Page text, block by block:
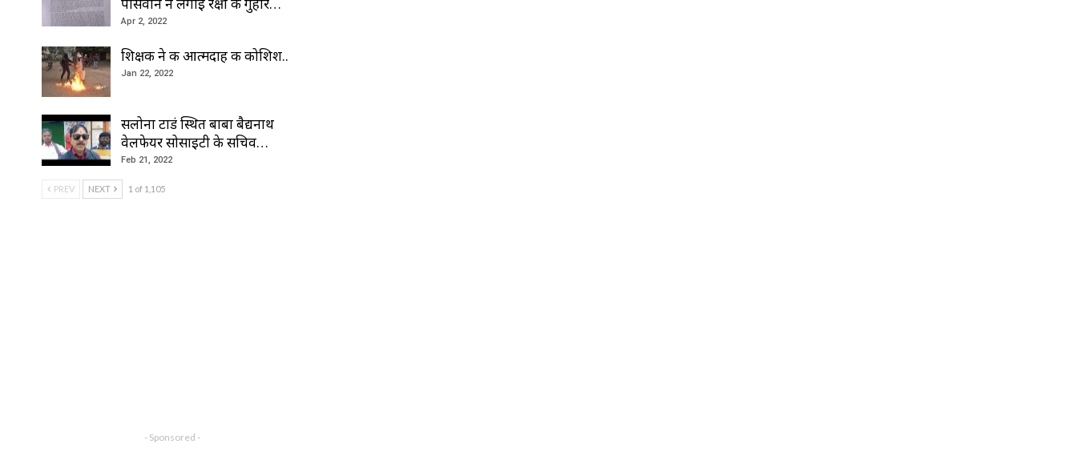
Apr 2, 2022
शिक्षक ने की आत्मदाह की कोशिश..
Jan 22, 2022
सलोना टाडं स्थित बाबा बैद्यनाथ
वेलफेयर सोसाइटी के सचिव…
Feb 21, 2022
PREV NEXT 1 of 1,105
- Sponsored -